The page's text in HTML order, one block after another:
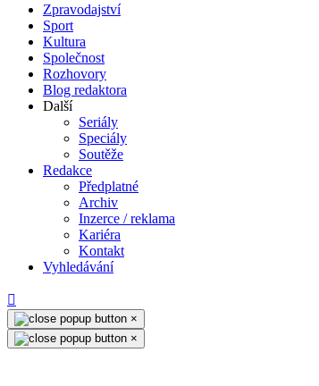
Zpravodajství
Sport
Kultura
Společnost
Rozhovory
Blog redaktora
Další
Seriály
Speciály
Soutěže
Redakce
Předplatné
Archiv
Inzerce / reklama
Kariéra
Kontakt
Vyhledávání
×
×